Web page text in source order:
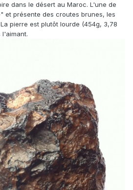
dans le désert au Maroc. L'une de
et présente des croutes brunes, les
pierre est plutôt lourde (454g, 3,78